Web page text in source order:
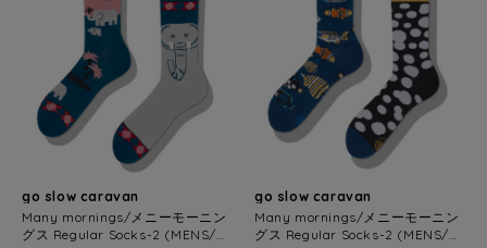
go slow caravan
Many mornings/メニーモーニン
グス Regular Socks-2 (MENS/W
go slow caravan
Many mornings/メニーモーニン
グス Regular Socks-2 (MENS/W